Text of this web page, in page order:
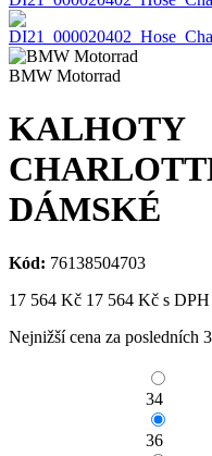
BMW Motorrad
KALHOTY
DÁMSKÉ
Kód: 76138504703
17 564 Kč 17 564 Kč s DPH
Nejnižší cena za posledních
34
36